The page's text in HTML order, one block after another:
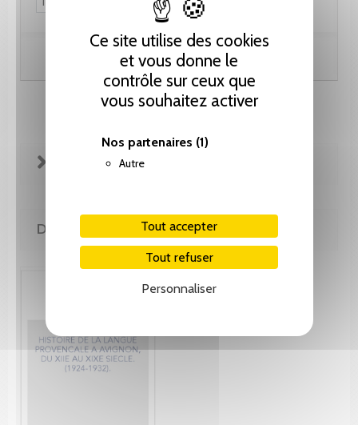
Ce site utilise des cookies
et vous donne le
contrôle sur ceux que
vous souhaitez activer
Nos partenaires (1)
Autre
Tout accepter
Tout refuser
Personnaliser
Ajouter au panier
FICHE TECHNIQUE
DE MÊME AUTEUR(E)